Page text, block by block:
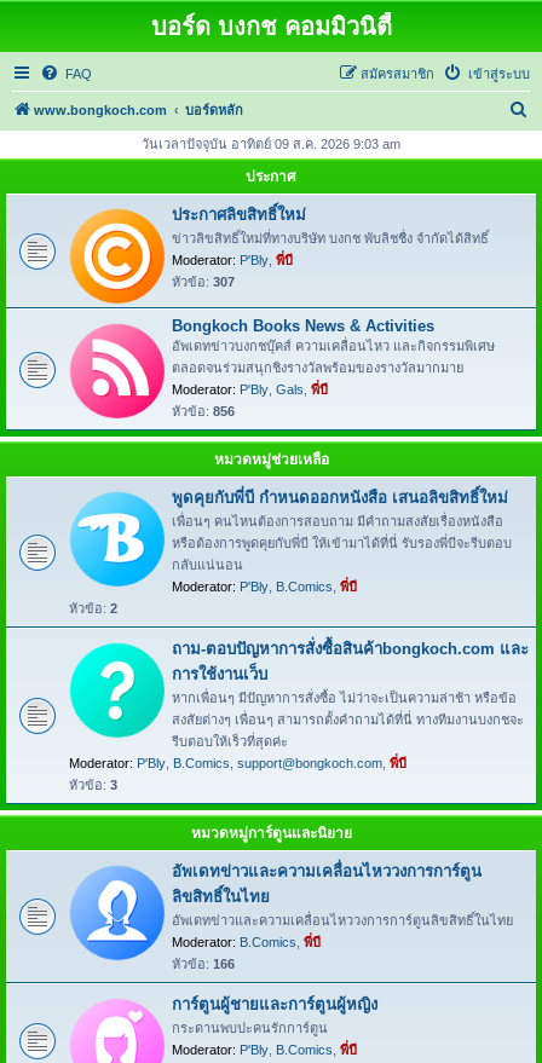
บอร์ด บงกช คอมมิวนิตี้
FAQ เข้าสู่ระบบ
สมัครสมาชิก
www.bongkoch.com บอร์ดหลัก
า
วันเวลาปัจจุบัน อาทิตย์ 09 ส.ค. 2026 9:03 am
ประกาศ
ประกาศลิขสิทธิ์ใหม่
ข่าวลิขสิทธิ์ใหม่ที่ทางบริษัท บงกช พับลิชชื่ง จำกัดได้สิทธิ์
Moderator: P'Bly พี่บี
หัวข้อ: 307
Bongkoch Books News & Activities
อัพเดทข่าวบงกชบุ๊คส์ ความเคลื่อนไหว และกิจกรรมพิเศษ
ตลอดจนร่วมสนุกชิงรางวัลพร้อมของรางวัลมากมาย
Moderator: P'Bly Gals พี่บี
หัวข้อ: 856
หมวดหมู่ช่วยเหลือ
พูดคุยกับพี่บี กำหนดออกหนังสือ เสนอลิขสิทธิ์ใหม่
เพื่อนๆ คนไหนต้องการสอบถาม มีคำถามสงสัยเรื่องหนังสือ
หรือต้องการพูดคุยกับพี่บี ให้เข้ามาได้ที่นี่ รับรองพี่บีจะรีบตอบ
กลับแน่นอน
Moderator: P'Bly B.Comics พี่บี
หัวข้อ: 2
ถาม-ตอบปัญหาการสั่งซื้อสินค้าbongkoch.com และ
การใช้งานเว็บ
หากเพื่อนๆ มีปัญหาการสั่งซื้อ ไม่ว่าจะเป็นความล่าช้า หรือข้อ
สงสัยต่างๆ เพื่อนๆ สามารถตั้งคำถามได้ที่นี่ ทางทีมงานบงกชจะ
รีบตอบให้เร็วที่สุดค่ะ
Moderator: P'Bly B.Comics support@bongkoch.com พี่บี
หัวข้อ: 3
หมวดหมู่การ์ตูนและนิยาย
อัพเดทข่าวและความเคลื่อนไหววงการการ์ตูน
ลิขสิทธิ์ในไทย
อัพเดทข่าวและความเคลื่อนไหววงการการ์ตูนลิขสิทธิ์ในไทย
Moderator: B.Comics พี่บี
หัวข้อ: 166
การ์ตูนผู้ชายและการ์ตูนผู้หญิง
กระดานพบปะคนรักการ์ตูน
Moderator: P'Bly B.Comics พี่บี